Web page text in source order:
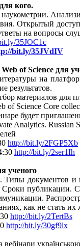
кого.
Открытый
на вопросы
35JOC1c
bit.ly/35JVdIV
ofScience для
на
результатов.
материалов для
of Science Core
будет
Analytics. Russian
http://bit.ly/2FGP5Xb
:30 http://bit.ly/2ser1Ih
ученого
Типы документов и
Сроки публикации.
как не стать
http://bit.ly/2TertBs
http://bit.ly/30gf9lx
вебінари